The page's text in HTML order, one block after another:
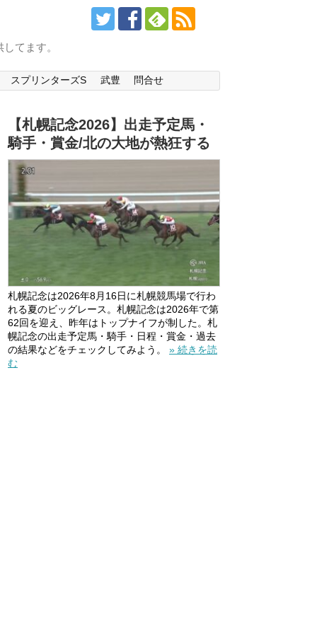
てます。
スプリンターズS 武豊 問合せ
【札幌記念2026】出走予定馬・
騎手・賞金/北の大地が熱狂する
札幌記念は2026年8月16日に札幌競馬場で行わ
れる夏のビッグレース。札幌記念は2026年で第
62回を迎え、昨年はトップナイフが制した。札
幌記念の出走予定馬・騎手・日程・賞金・過去
の結果などをチェックしてみよう。 » 続きを読
む